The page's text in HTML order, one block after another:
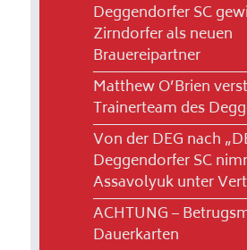
Deggendorfer SC
Zirndorfer als neuen
Brauereipartner
Matthew O’Brien
Trainerteam des
Von der DEG nach
Deggendorfer SC
Assavolyuk unter
ACHTUNG –
Dauerkarten